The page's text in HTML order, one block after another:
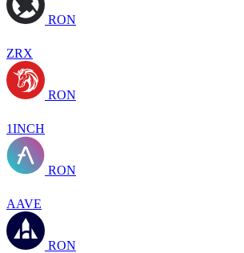
RON
ZRX
RON
1INCH
RON
AAVE
RON